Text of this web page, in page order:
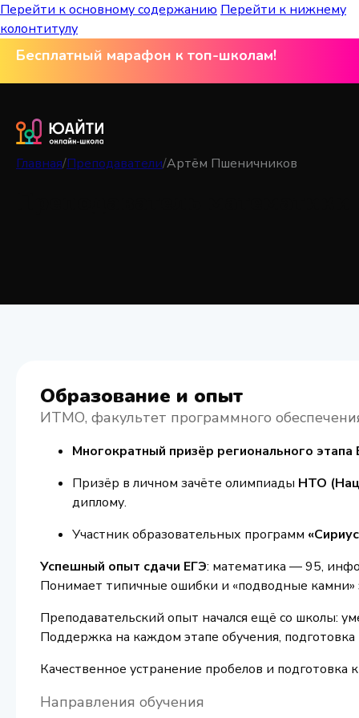
Перейти к основному содержанию Перейти к нижнему
колонтитулу
Бесплатный марафон к топ-школам!
Главная/Преподаватели/Артём Пшеничников
Образование и опыт
ИТМО, факультет программного
Многократный призёр регионального
Призёр в личном зачёте олимпиады НТО
диплому.
Участник образовательных программ
Успешный опыт сдачи ЕГЭ: математика — 95,
Понимает типичные ошибки и «подводные камни»
Преподавательский опыт начался ещё со школы:
Поддержка на каждом этапе обучения, подготовка
Качественное устранение пробелов и
Направления обучения